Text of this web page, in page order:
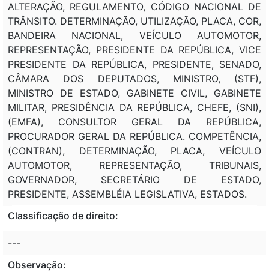
ALTERAÇÃO, REGULAMENTO, CÓDIGO NACIONAL DE
TRÂNSITO. DETERMINAÇÃO, UTILIZAÇÃO, PLACA, COR,
BANDEIRA NACIONAL, VEÍCULO AUTOMOTOR,
REPRESENTAÇÃO, PRESIDENTE DA REPÚBLICA, VICE
PRESIDENTE DA REPÚBLICA, PRESIDENTE, SENADO,
CÂMARA DOS DEPUTADOS, MINISTRO, (STF),
MINISTRO DE ESTADO, GABINETE CIVIL, GABINETE
MILITAR, PRESIDÊNCIA DA REPÚBLICA, CHEFE, (SNI),
(EMFA), CONSULTOR GERAL DA REPÚBLICA,
PROCURADOR GERAL DA REPÚBLICA. COMPETÊNCIA,
(CONTRAN), DETERMINAÇÃO, PLACA, VEÍCULO
AUTOMOTOR, REPRESENTAÇÃO, TRIBUNAIS,
GOVERNADOR, SECRETÁRIO DE ESTADO,
PRESIDENTE, ASSEMBLÉIA LEGISLATIVA, ESTADOS.
Classificação de direito:
---
Observação: